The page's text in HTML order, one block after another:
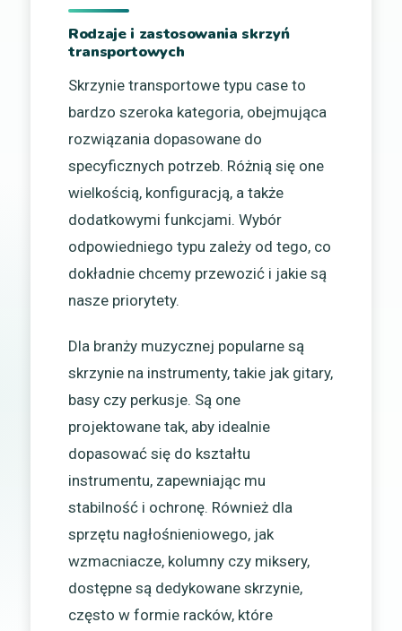
Rodzaje i zastosowania skrzyń
transportowych
Skrzynie transportowe typu case to
bardzo szeroka kategoria, obejmująca
rozwiązania dopasowane do
specyficznych potrzeb. Różnią się one
wielkością, konfiguracją, a także
dodatkowymi funkcjami. Wybór
odpowiedniego typu zależy od tego, co
dokładnie chcemy przewozić i jakie są
nasze priorytety.
Dla branży muzycznej popularne są
skrzynie na instrumenty, takie jak gitary,
basy czy perkusje. Są one
projektowane tak, aby idealnie
dopasować się do kształtu
instrumentu, zapewniając mu
stabilność i ochronę. Również dla
sprzętu nagłośnieniowego, jak
wzmacniacze, kolumny czy miksery,
dostępne są dedykowane skrzynie,
często w formie racków, które